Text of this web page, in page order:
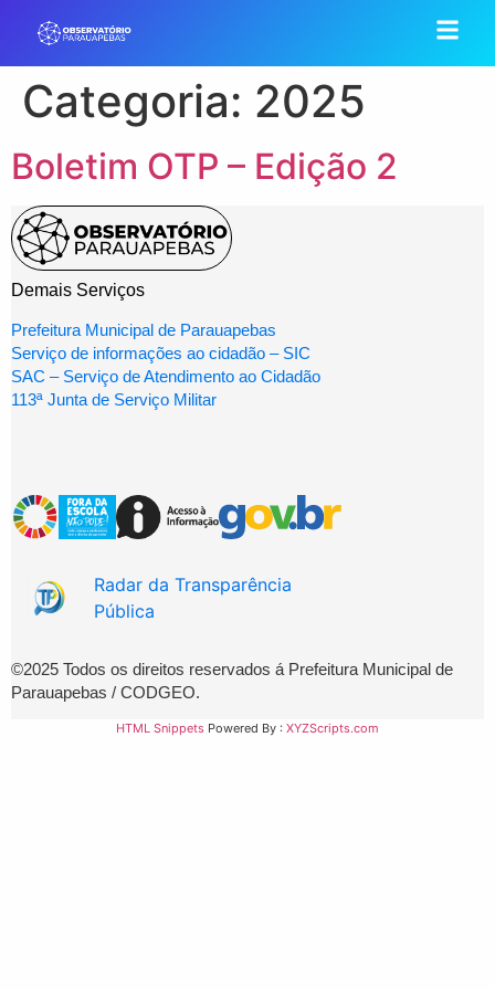
Categoria: 2025
Boletim OTP – Edição 2
Demais Serviços
Prefeitura Municipal de Parauapebas
Serviço de informações ao cidadão – SIC
SAC – Serviço de Atendimento ao Cidadão
113ª Junta de Serviço Militar
Radar da Transparência
Pública
©2025 Todos os direitos reservados á Prefeitura Municipal de
Parauapebas / CODGEO.
HTML Snippets Powered By : XYZScripts.com